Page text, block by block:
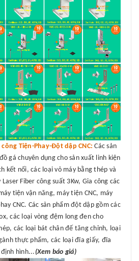
Tiện-Phay-Đột dập CNC: Các sản
gá chuyên dụng cho sản xuất linh kiện
kết nối, các loại vỏ máy bằng thép và
Fiber công suất 3Kw, Gia công các
tiện vận năng, máy tiện CNC, máy
CNC. Các sản phẩm đột dập gồm các
các loại vòng đệm long đen cho
các loại bát chân đế tăng chỉnh, loại
thực phẩm, các loại đĩa giấy, đĩa
hình... (Xem báo giá)